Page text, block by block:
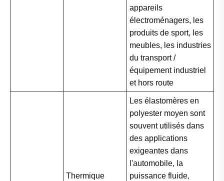
appareils
électroménagers, les
produits de sport, les
meubles, les industries
du transport /
équipement industriel
et hors route
Thermique
Les élastomères en
polyester moyen sont
souvent utilisés dans
des applications
exigeantes dans
l'automobile, la
puissance fluide,